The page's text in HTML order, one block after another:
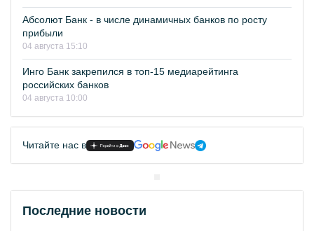
Абсолют Банк - в числе динамичных банков по росту
прибыли
04 августа 15:10
Инго Банк закрепился в топ-15 медиарейтинга
российских банков
04 августа 10:00
Читайте нас в
Последние новости